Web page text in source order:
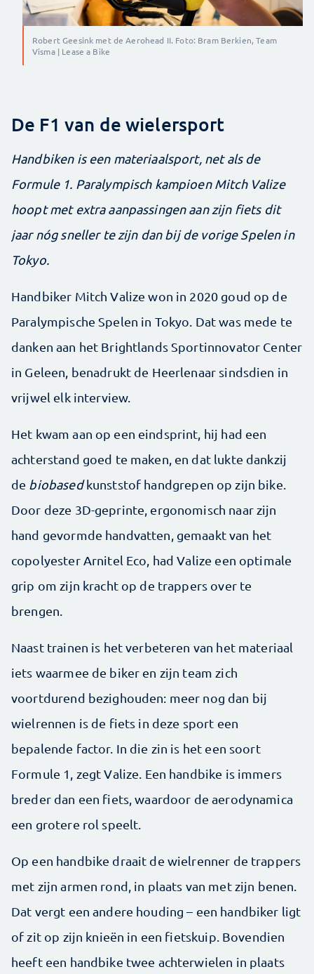
Robert Geesink met de Aerohead II. Foto: Bram Berkien, Team
Visma | Lease a Bike
De F1 van de wielersport
Handbiken is een materiaalsport, net als de
Formule 1. Paralympisch kampioen Mitch Valize
hoopt met extra aanpassingen aan zijn fiets dit
jaar nóg sneller te zijn dan bij de vorige Spelen in
Tokyo.
Handbiker Mitch Valize won in 2020 goud op de
Paralympische Spelen in Tokyo. Dat was mede te
danken aan het Brightlands Sportinnovator Center
in Geleen, benadrukt de Heerlenaar sindsdien in
vrijwel elk interview.
Het kwam aan op een eindsprint, hij had een
achterstand goed te maken, en dat lukte dankzij
de biobasedkunststof handgrepen op zijn bike.
Door deze 3D-geprinte, ergonomisch naar zijn
hand gevormde handvatten, gemaakt van het
copolyester Arnitel Eco, had Valize een optimale
grip om zijn kracht op de trappers over te
brengen.
Naast trainen is het verbeteren van het materiaal
iets waarmee de biker en zijn team zich
voortdurend bezighouden: meer nog dan bij
wielrennen is de fiets in deze sport een
bepalende factor. In die zin is het een soort
Formule 1, zegt Valize. Een handbike is immers
breder dan een fiets, waardoor de aerodynamica
een grotere rol speelt.
Op een handbike draait de wielrenner de trappers
met zijn armen rond, in plaats van met zijn benen.
Dat vergt een andere houding – een handbiker ligt
of zit op zijn knieën in een fietskuip. Bovendien
heeft een handbike twee achterwielen in plaats